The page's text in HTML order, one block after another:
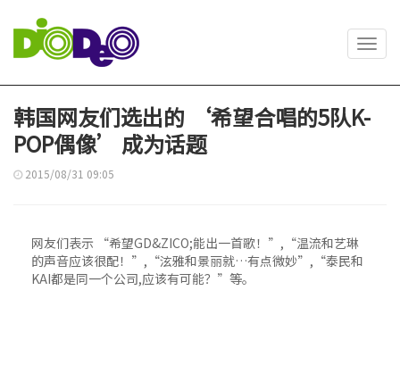
韩国网友们选出的 ‘希望合唱的5队K-
POP偶像’ 成为话题
2015/08/31 09:05
网友们表示 “希望GD&ZICO;能出一首歌！”,“温流和艺琳
的声音应该很配！”,“泫雅和景丽就…有点微妙”,“泰民和
KAI都是同一个公司,应该有可能？”等。